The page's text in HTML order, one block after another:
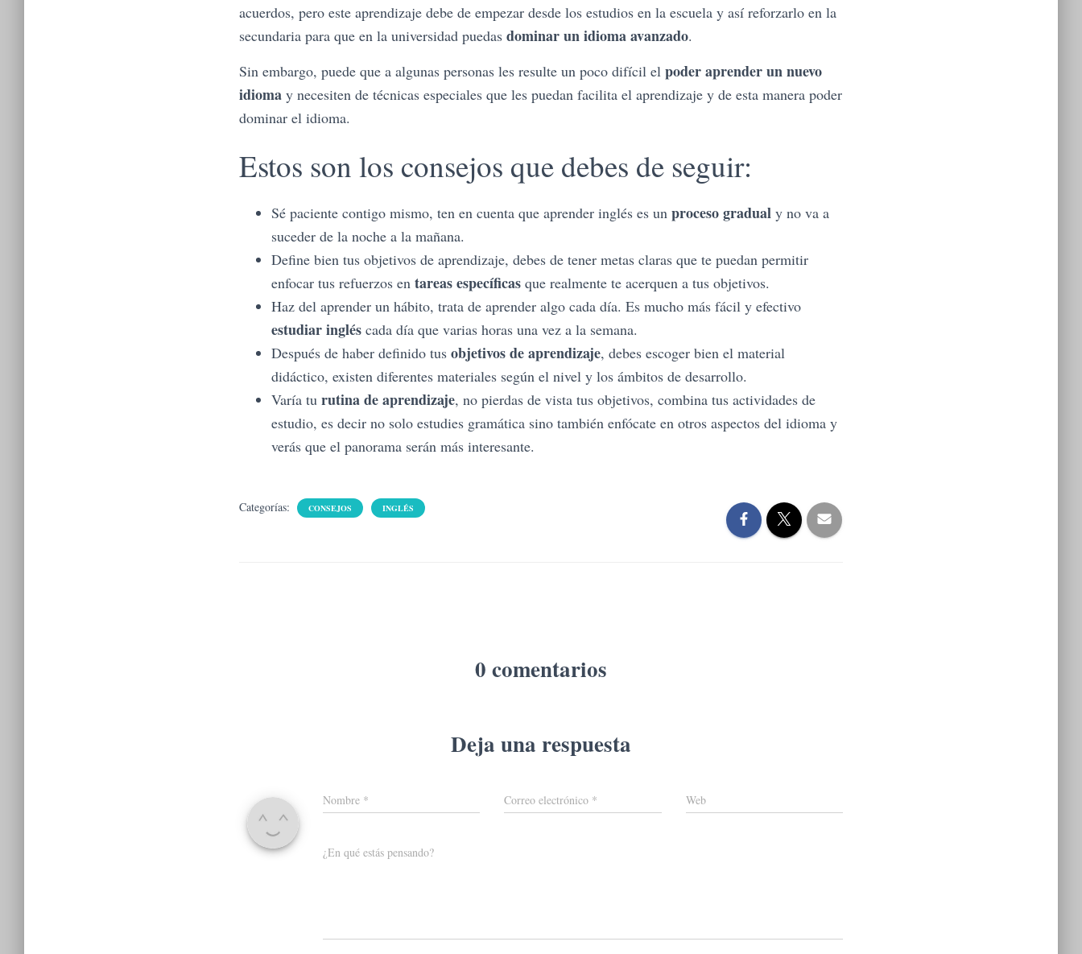
acuerdos, pero este aprendizaje debe de empezar desde los estudios en la escuela y así reforzarlo en la
secundaria para que en la universidad puedas dominar un idioma avanzado.
Sin embargo, puede que a algunas personas les resulte un poco difícil el poder aprender un nuevo
idioma y necesiten de técnicas especiales que les puedan facilita el aprendizaje y de esta manera poder
dominar el idioma.
Estos son los consejos que debes de seguir:
Sé paciente contigo mismo, ten en cuenta que aprender inglés es un proceso gradual y no va a
suceder de la noche a la mañana.
Define bien tus objetivos de aprendizaje, debes de tener metas claras que te puedan permitir
enfocar tus refuerzos en tareas específicas que realmente te acerquen a tus objetivos.
Haz del aprender un hábito, trata de aprender algo cada día. Es mucho más fácil y efectivo
estudiar inglés cada día que varias horas una vez a la semana.
Después de haber definido tus objetivos de aprendizaje, debes escoger bien el material
didáctico, existen diferentes materiales según el nivel y los ámbitos de desarrollo.
Varía tu rutina de aprendizaje, no pierdas de vista tus objetivos, combina tus actividades de
estudio, es decir no solo estudies gramática sino también enfócate en otros aspectos del idioma y
verás que el panorama serán más interesante.
Categorías: CONSEJOS INGLÉS
0 comentarios
Deja una respuesta
Nombre * Correo electrónico * Web
¿En qué estás pensando?